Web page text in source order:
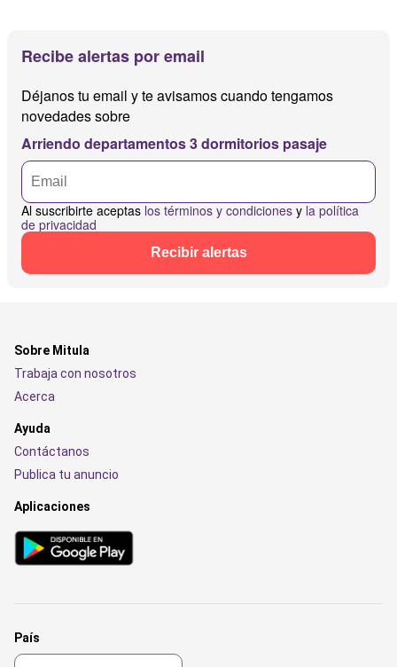
Recibe alertas por email
Déjanos tu email y te avisamos cuando tengamos
novedades sobre
Arriendo departamentos 3 dormitorios pasaje
Al suscribirte aceptas los términos y condiciones y la política
de privacidad
Recibir alertas
Sobre Mitula
Trabaja con nosotros
Acerca
Ayuda
Contáctanos
Publica tu anuncio
Aplicaciones
País